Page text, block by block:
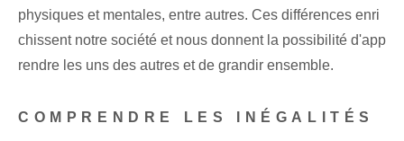
physiques et mentales, entre autres. Ces différences enri
chissent notre société et nous donnent la possibilité d'app
rendre les uns des autres et de grandir ensemble.
COMPRENDRE LES INÉGALITÉS